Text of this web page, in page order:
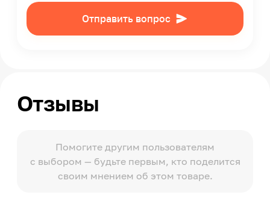
Отправить вопрос
Отзывы
Помогите другим пользователям
с выбором — будьте первым, кто поделится
своим мнением об этом товаре.